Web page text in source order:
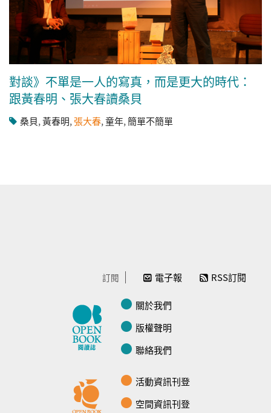
對談》不單是一人的寫真，而是更大的時代：
跟黃春明、張大春讀桑貝
桑貝,黃春明, 張大春,童年,簡單不簡單
訂閱 電子報 RSS訂閱
關於我們
版權聲明
聯絡我們
活動資訊刊登
空間資訊刊登